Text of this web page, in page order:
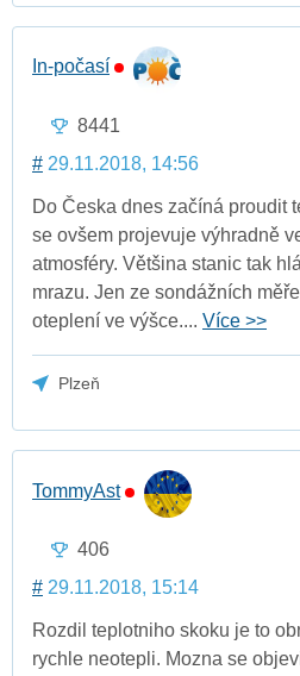
In-počasí
8441
# 29.11.2018, 14:56
Do Česka dnes začíná proudit
se ovšem projevuje výhradně
atmosféry. Většina stanic tak
mrazu. Jen ze sondážních
oteplení ve výšce.... Více >>
Plzeň
TommyAst
406
# 29.11.2018, 15:14
Rozdil teplotniho skoku je to
rychle neotepli. Mozna se